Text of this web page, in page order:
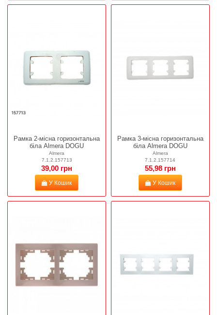
Рамка 2-місна горизонтальна
біла Almera DOGU
Almera
7.1.2.157713
39,00 грн
У Кошик
Рамка 3-місна горизонтальна
біла Almera DOGU
Almera
7.1.2.157714
55,98 грн
У Кошик